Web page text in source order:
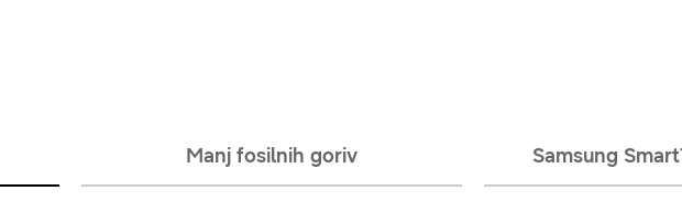
Manj fosilnih goriv Samsung